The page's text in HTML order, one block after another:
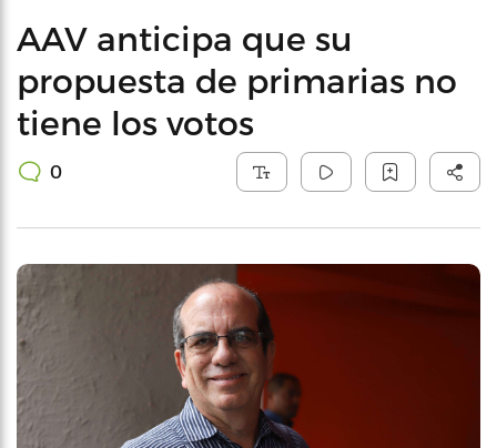
AAV anticipa que su
propuesta de primarias no
tiene los votos
0